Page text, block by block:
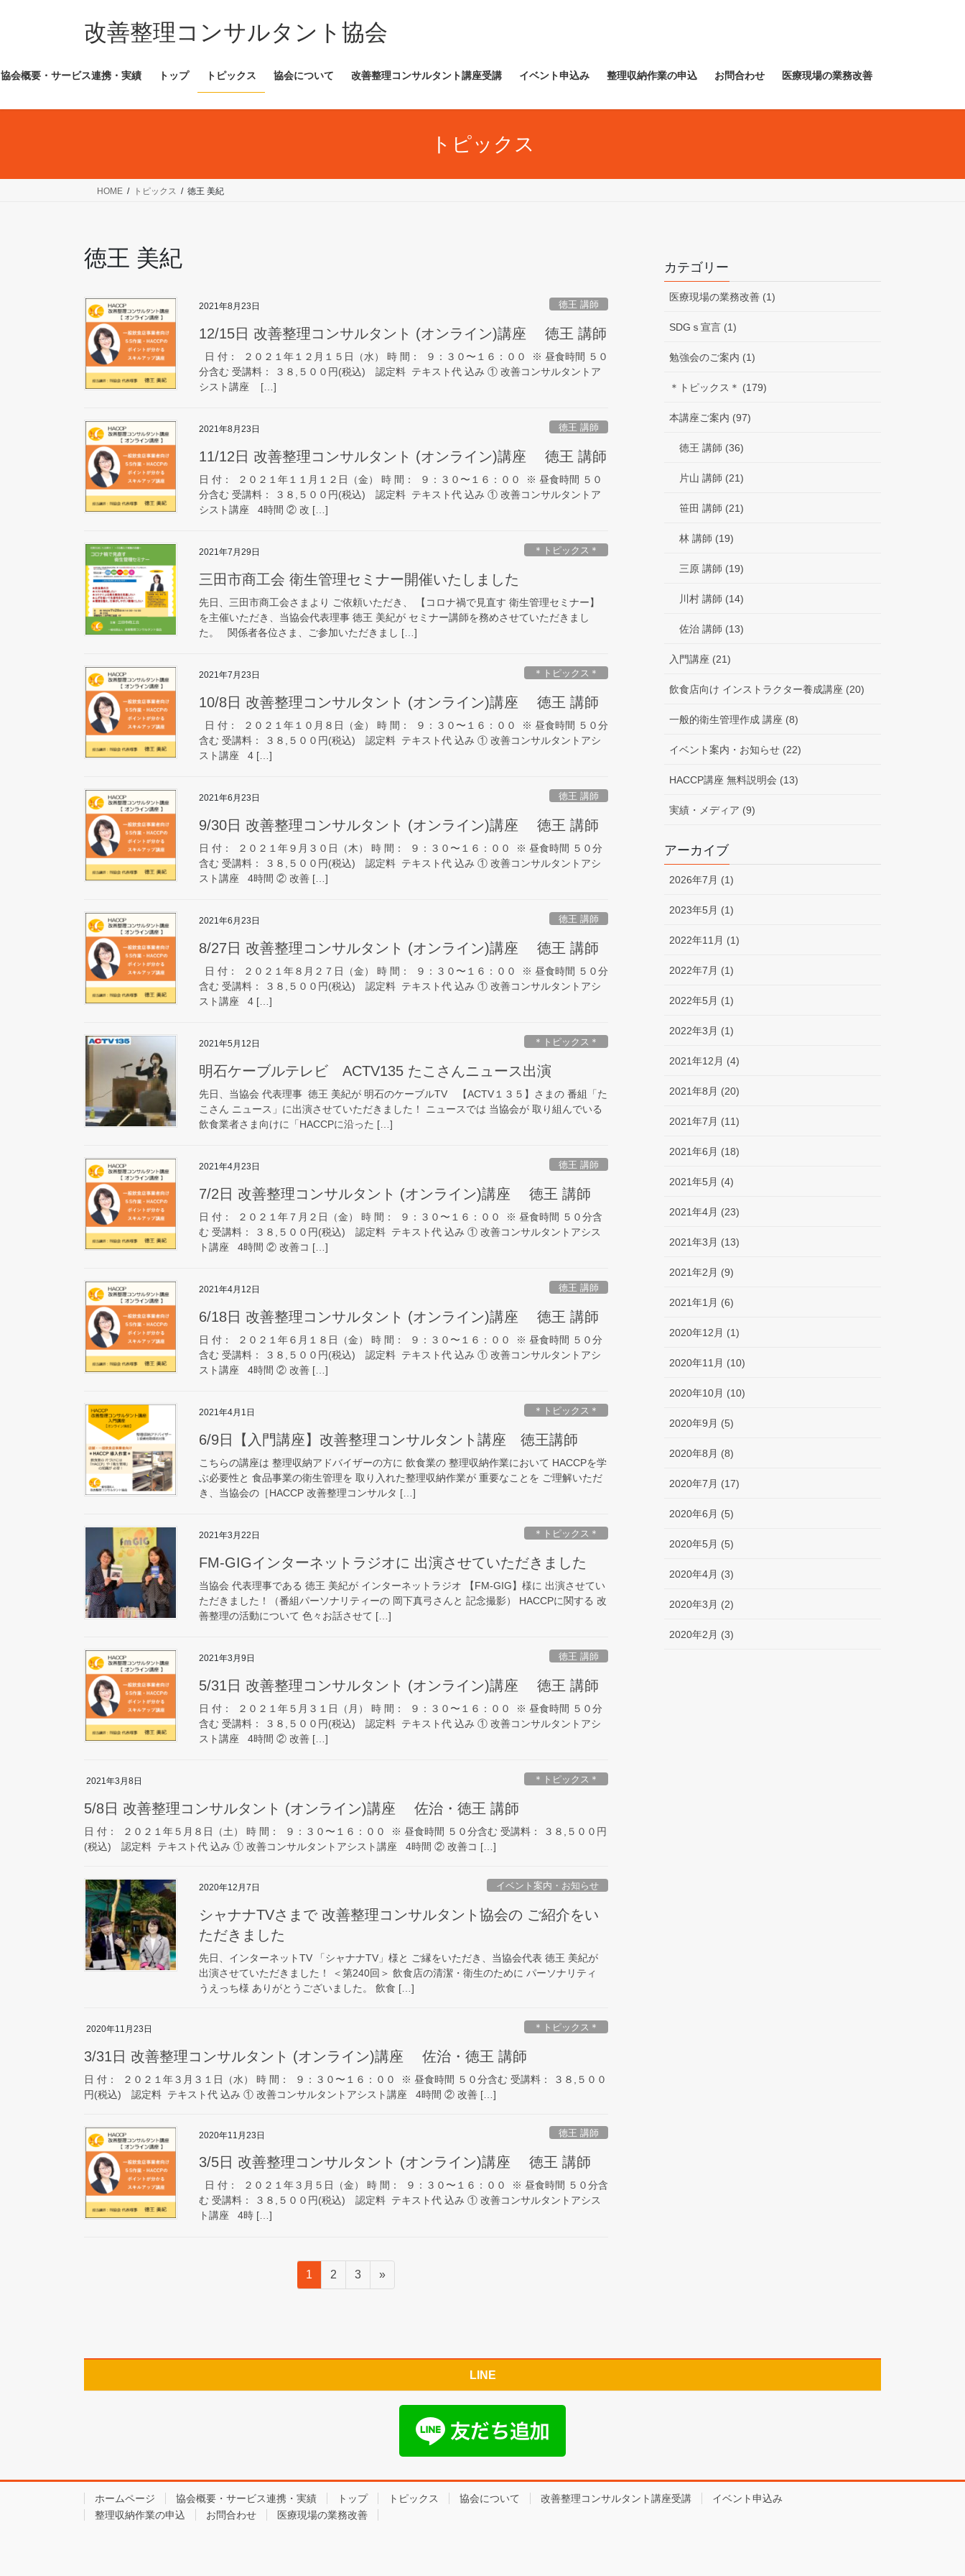
ツ
ス
シ
ン
改善整理コンサルタント協会
協会概要・サービス連携・実績 トップ トピックス 協会について 改善整理コンサルタント講座受講 イベント申込み 整理収納作業の申込 お問合わせ 医療現場の業務改善
トピックス
HOME トピックス 徳王 美紀
徳王 美紀
2021年8月23日 徳王 講師
12/15日 改善整理コンサルタント (オンライン)講座 徳王 講師
日 付： ２０２１年１２月１５日（水） 時 間： ９：３０〜１６：００ ※ 昼食時間 ５０
分含む 受講料： ３８,５００円(税込) 認定料 テキスト代 込み ① 改善コンサルタントア
シスト講座 […]
2021年8月23日 徳王 講師
11/12日 改善整理コンサルタント (オンライン)講座 徳王 講師
日 付： ２０２１年１１月１２日（金） 時 間： ９：３０〜１６：００ ※ 昼食時間 ５０
分含む 受講料： ３８,５００円(税込) 認定料 テキスト代 込み ① 改善コンサルタントア
シスト講座 4時間 ② 改 […]
2021年7月29日 ＊トピックス＊
三田市商工会 衛生管理セミナー開催いたしました
先日、三田市商工会さまより ご依頼いただき、 【コロナ禍で見直す 衛生管理セミナー】
を主催いただき、当協会代表理事 徳王 美紀が セミナー講師を務めさせていただきまし
た。 関係者各位さま、ご参加いただきまし […]
2021年7月23日 ＊トピックス＊
10/8日 改善整理コンサルタント (オンライン)講座 徳王 講師
日 付： ２０２１年１０月８日（金） 時 間： ９：３０〜１６：００ ※ 昼食時間 ５０分
含む 受講料： ３８,５００円(税込) 認定料 テキスト代 込み ① 改善コンサルタントアシ
スト講座 4 […]
2021年6月23日 徳王 講師
9/30日 改善整理コンサルタント (オンライン)講座 徳王 講師
日 付： ２０２１年９月３０日（木） 時 間： ９：３０〜１６：００ ※ 昼食時間 ５０分
含む 受講料： ３８,５００円(税込) 認定料 テキスト代 込み ① 改善コンサルタントアシ
スト講座 4時間 ② 改善 […]
2021年6月23日 徳王 講師
8/27日 改善整理コンサルタント (オンライン)講座 徳王 講師
日 付： ２０２１年８月２７日（金） 時 間： ９：３０〜１６：００ ※ 昼食時間 ５０分
含む 受講料： ３８,５００円(税込) 認定料 テキスト代 込み ① 改善コンサルタントアシ
スト講座 4 […]
2021年5月12日 ＊トピックス＊
明石ケーブルテレビ ACTV135 たこさんニュース出演
先日、当協会 代表理事 徳王 美紀が 明石のケーブルTV 【ACTV１３５】さまの 番組「た
こさん ニュース」に出演させていただきました！ ニュースでは 当協会が 取り組んでいる
飲食業者さま向けに「HACCPに沿った […]
2021年4月23日 徳王 講師
7/2日 改善整理コンサルタント (オンライン)講座 徳王 講師
日 付： ２０２１年７月２日（金） 時 間： ９：３０〜１６：００ ※ 昼食時間 ５０分含
む 受講料： ３８,５００円(税込) 認定料 テキスト代 込み ① 改善コンサルタントアシス
ト講座 4時間 ② 改善コ […]
2021年4月12日 徳王 講師
6/18日 改善整理コンサルタント (オンライン)講座 徳王 講師
日 付： ２０２１年６月１８日（金） 時 間： ９：３０〜１６：００ ※ 昼食時間 ５０分
含む 受講料： ３８,５００円(税込) 認定料 テキスト代 込み ① 改善コンサルタントアシ
スト講座 4時間 ② 改善 […]
2021年4月1日 ＊トピックス＊
6/9日【入門講座】改善整理コンサルタント講座 徳王講師
こちらの講座は 整理収納アドバイザーの方に 飲食業の 整理収納作業において HACCPを学
ぶ必要性と 食品事業の衛生管理を 取り入れた整理収納作業が 重要なことを ご理解いただ
き、当協会の［HACCP 改善整理コンサルタ […]
2021年3月22日 ＊トピックス＊
FM-GIGインターネットラジオに 出演させていただきました
当協会 代表理事である 徳王 美紀が インターネットラジオ 【FM-GIG】様に 出演させてい
ただきました！（番組パーソナリティーの 岡下真弓さんと 記念撮影） HACCPに関する 改
善整理の活動について 色々お話させて […]
2021年3月9日 徳王 講師
5/31日 改善整理コンサルタント (オンライン)講座 徳王 講師
日 付： ２０２１年５月３１日（月） 時 間： ９：３０〜１６：００ ※ 昼食時間 ５０分
含む 受講料： ３８,５００円(税込) 認定料 テキスト代 込み ① 改善コンサルタントアシ
スト講座 4時間 ② 改善 […]
2021年3月8日 ＊トピックス＊
5/8日 改善整理コンサルタント (オンライン)講座 佐治・徳王 講師
日 付： ２０２１年５月８日（土） 時 間： ９：３０〜１６：００ ※ 昼食時間 ５０分含む 受講料： ３８,５００円
(税込) 認定料 テキスト代 込み ① 改善コンサルタントアシスト講座 4時間 ② 改善コ […]
2020年12月7日 イベント案内・お知らせ
シャナナTVさまで 改善整理コンサルタント協会の ご紹介をい
ただきました
先日、インターネットTV 「シャナナTV」様と ご縁をいただき、当協会代表 徳王 美紀が
出演させていただきました！ ＜第240回＞ 飲食店の清潔・衛生のために パーソナリティ
うえっち様 ありがとうございました。 飲食 […]
2020年11月23日 ＊トピックス＊
3/31日 改善整理コンサルタント (オンライン)講座 佐治・徳王 講師
日 付： ２０２１年３月３１日（水） 時 間： ９：３０〜１６：００ ※ 昼食時間 ５０分含む 受講料： ３８,５００
円(税込) 認定料 テキスト代 込み ① 改善コンサルタントアシスト講座 4時間 ② 改善 […]
2020年11月23日 徳王 講師
3/5日 改善整理コンサルタント (オンライン)講座 徳王 講師
日 付： ２０２１年３月５日（金） 時 間： ９：３０〜１６：００ ※ 昼食時間 ５０分含
む 受講料： ３８,５００円(税込) 認定料 テキスト代 込み ① 改善コンサルタントアシス
ト講座 4時 […]
ー
ジ
固
定
1
固
定
2
固
定
3 »
カテゴリー
医療現場の業務改善 (1)
SDGｓ宣言 (1)
勉強会のご案内 (1)
＊トピックス＊ (179)
本講座ご案内 (97)
徳王 講師 (36)
片山 講師 (21)
笹田 講師 (21)
林 講師 (19)
三原 講師 (19)
川村 講師 (14)
佐治 講師 (13)
入門講座 (21)
飲食店向け インストラクター養成講座 (20)
一般的衛生管理作成 講座 (8)
イベント案内・お知らせ (22)
HACCP講座 無料説明会 (13)
実績・メディア (9)
アーカイブ
2026年7月 (1)
2023年5月 (1)
2022年11月 (1)
2022年7月 (1)
2022年5月 (1)
2022年3月 (1)
2021年12月 (4)
2021年8月 (20)
2021年7月 (11)
2021年6月 (18)
2021年5月 (4)
2021年4月 (23)
2021年3月 (13)
2021年2月 (9)
2021年1月 (6)
2020年12月 (1)
2020年11月 (10)
2020年10月 (10)
2020年9月 (5)
2020年8月 (8)
2020年7月 (17)
2020年6月 (5)
2020年5月 (5)
2020年4月 (3)
2020年3月 (2)
2020年2月 (3)
LINE
ホームページ 協会概要・サービス連携・実績 トップ トピックス 協会について 改善整理コンサルタント講座受講
イベント申込み
整理収納作業の申込
お問合わせ 医療現場の業務改善